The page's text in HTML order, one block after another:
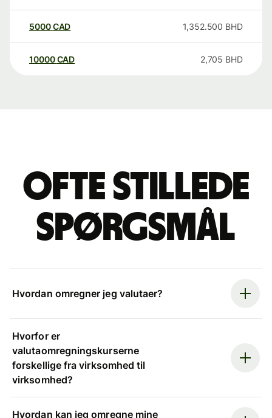
5000CAD 1,352.500 BHD
10000 CAD 2,705 BHD
Ofte stillede
spørgsmål
Hvordan omregner jeg valutaer?
Hvorfor er
valutaomregningskurserne
forskellige fra virksomhed til
virksomhed?
Hvordan kan jeg omregne mine